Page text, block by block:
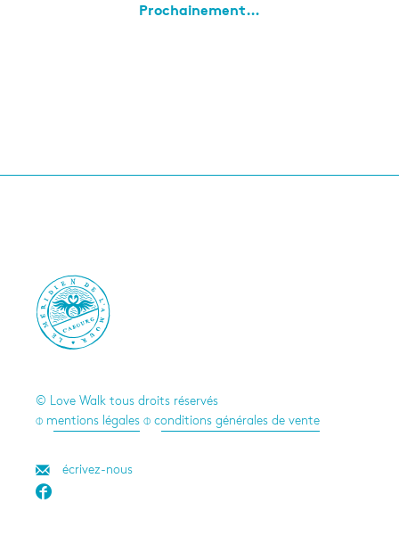
Prochainement…

© Love Walk tous droits réservés
⌽ mentions légales ⌽ conditions générales de vente
écrivez-nous